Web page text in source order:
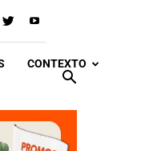
CONTEXTO